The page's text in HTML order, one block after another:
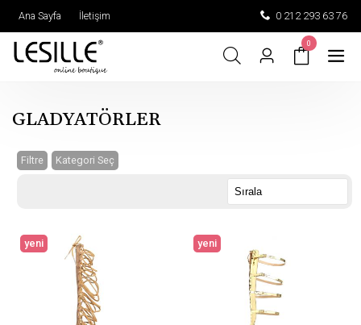
Ana Sayfa İletişim 0 212 293 63 76
0
GLADYATÖRLER
Filtre Kategori Seç
yeni yeni